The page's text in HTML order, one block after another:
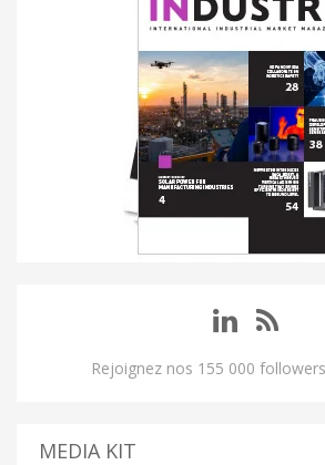
Rejoignez nos 155 000
MEDIA KIT